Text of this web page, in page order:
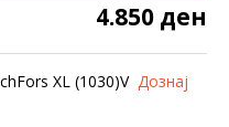
4.850 ден
XL (1030)V Дознај